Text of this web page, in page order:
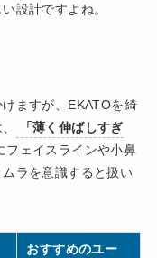
設計ですよね。
ますが、EKATOを綺
「薄く伸ばしすぎ
フェイスラインや小鼻
ラを意識すると扱い
おすすめのユー